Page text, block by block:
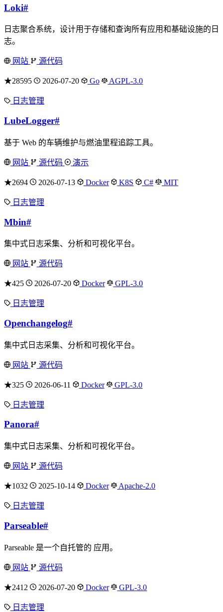
Loki#
日志聚合系统，设计用于存储和查询所有应用和基础设施的日
志。
网站 源代码
★28595 2026-07-20 Go AGPL-3.0
日志管理
LubeLogger#
基于 Web 的车辆维护与燃油里程追踪工具。
网站 源代码 演示
★2694 2026-07-13 Docker K8S C# MIT
日志管理
Mbin#
集中式日志采集、分析和可视化平台。
网站 源代码
★425 2026-07-20 Docker GPL-3.0
日志管理
Openchangelog#
集中式日志采集、分析和可视化平台。
网站 源代码
★325 2026-06-11 Docker GPL-3.0
日志管理
Panora#
集中式日志采集、分析和可视化平台。
网站 源代码
★1032 2025-10-14 Docker Apache-2.0
日志管理
Parseable#
Parseable 是一个自托管的 应用。
网站 源代码
★2412 2026-07-20 Docker GPL-3.0
日志管理